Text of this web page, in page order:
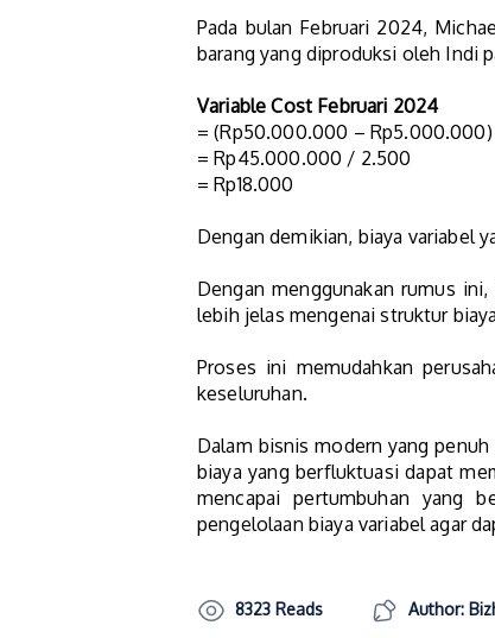
Pada bulan Februari 2024,
barang yang diproduksi oleh Indi
Variable Cost Februari 2024
= (Rp50.000.000 –
= Rp45.000.000 / 2.500
= Rp18.000
Dengan demikian, biaya variabel
Dengan menggunakan rumus
lebih jelas mengenai struktur
Proses ini memudahkan
keseluruhan.
Dalam bisnis modern yang
biaya yang berfluktuasi dapat
mencapai pertumbuhan yang
pengelolaan biaya variabel agar
8323 Reads Author: